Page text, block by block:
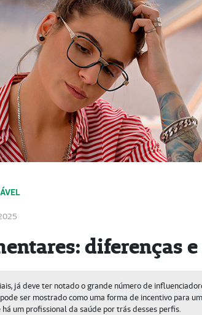
diferenças
já deve ter notado o grande número de
ser mostrado como uma forma de incentivo para
um profissional da saúde por trás desses perfis.